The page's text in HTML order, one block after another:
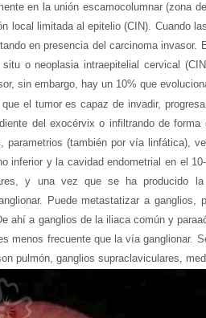
en la unión escamocolumnar (zona
local limitada al epitelio (CIN). Cuando
en presencia del carcinoma
o neoplasia intraepitelial cervical
sin embargo, hay un 10% que
el tumor es capaz de invadir,
del exocérvix o infiltrando de
parametrios (también por vía linfática),
inferior y la cavidad endometrial en el
y una vez que se ha producido
Puede metastatizar a
ahí a ganglios de la iliaca común y
menos frecuente que la vía ganglionar.
pulmón, ganglios supraclaviculares,